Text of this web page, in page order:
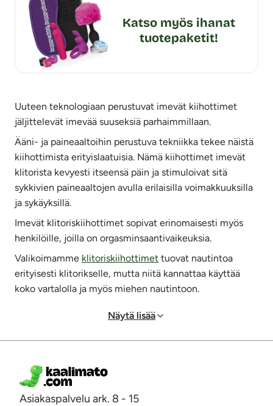
Katso myös ihanat
tuotepaketit!
Uuteen teknologiaan perustuvat imevät kiihottimet
jäljittelevät imevää suuseksiä parhaimmillaan.
Ääni- ja paineaaltoihin perustuva tekniikka tekee näistä
kiihottimista erityislaatuisia. Nämä kiihottimet imevät
klitorista kevyesti itseensä päin ja stimuloivat sitä
sykkivien paineaaltojen avulla erilaisilla voimakkuuksilla
ja sykäyksillä.
Imevät klitoriskiihottimet sopivat erinomaisesti myös
henkilöille, joilla on orgasminsaantivaikeuksia.
Valikoimamme klitoriskiihottimet tuovat nautintoa
erityisesti klitorikselle, mutta niitä kannattaa käyttää
koko vartalolla ja myös miehen nautintoon.
Näytä lisää
Asiakaspalvelu ark. 8 - 15